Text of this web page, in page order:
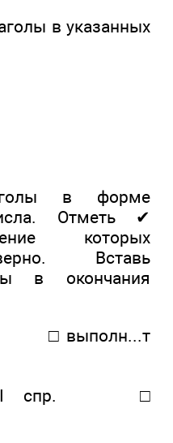
в указанных
в форме
Отметь ✔
которых
Вставь
в окончания
□ выполн...т
II спр. □